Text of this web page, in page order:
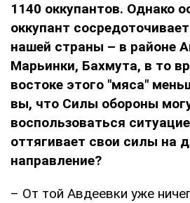
1140 оккупантов. Однако
оккупант
нашей страны – в районе
Марьинки, Бахмута, в то
востоке этого "мяса"
вы, что Силы обороны
воспользоваться
оттягивает свои силы на
направление?
– От той Авдеевки уже